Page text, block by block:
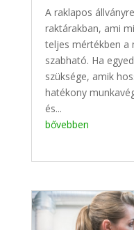
A raklapos
raktárakban, ami
teljes mértékben a
szabható. Ha
szüksége, amik
hatékony
és...
bővebben